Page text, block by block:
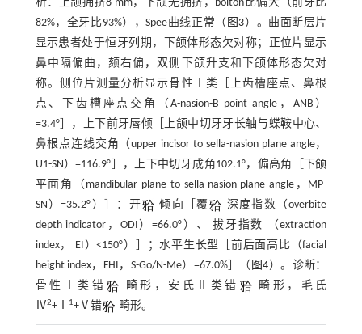
析：上颌拥挤8 mm，下颌无拥挤，bolton比偏大（前牙比
82%，全牙比93%），Spee曲线正常（ 图3）。曲面断层片
显示患者处于恒牙列期，下颌体形态欠对称；正位片显示
鼻中隔偏曲，颏右偏，双侧下颌升支和下颌体形态欠对
称。侧位片测量分析显示骨性Ⅰ类［上齿槽座点、鼻根
点、下齿槽座点交角（A-nasion-B point angle，ANB）
=3.4°］，上下前牙唇倾［上颌中切牙牙长轴与蝶鞍中心、
鼻根点连线交角（upper incisor to sella-nasion plane angle，
U1-SN）=116.9°］，上下中切牙成角102.1°，偏高角［下颌
平面角（mandibular plane to sella-nasion plane angle，MP-
SN）=35.2°）］：开
倾向［覆
深度指数（overbite
depth indicator，ODI）=66.0°）、 拔牙指数 （extraction
index， EI）<150°）］；水平生长型［前后面高比（facial
height index，FHI，S-Go/N-Me）=67.0%］（ 图4）。诊断：
骨性Ⅰ类错
畸形，安氏Ⅱ类错
畸形，毛氏
Ⅳ2+Ⅰ 1+Ⅴ错 畸形。